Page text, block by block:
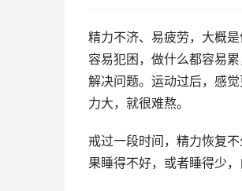
精力不济、易疲劳，大概
容易犯困，做什么都容易
解决问题。运动过后，感
力大，就很难熬。
戒过一段时间，精力恢复
果睡得不好，或者睡得少